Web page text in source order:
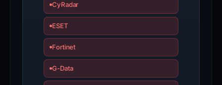
CyRadar
ESET
Fortinet
G-Data